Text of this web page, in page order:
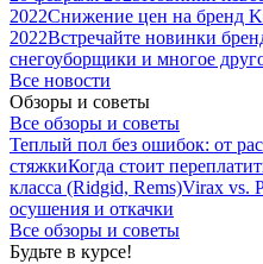
2022Снижение цен на бренд
2022Встречайте новинки
снегоуборщики и многое
Все новости
Обзоры и советы
Все обзоры и советы
Теплый пол без ошибок: от
стяжкиКогда стоит
класса (Ridgid, Rems)Virax vs.
осушения и откачки
Все обзоры и советы
Будьте в курсе!